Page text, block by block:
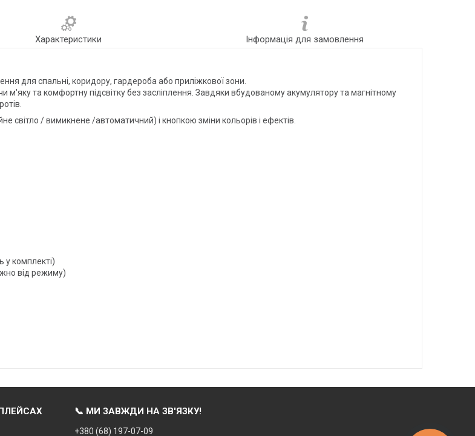
Характеристики Інформація для замовлення
для спальні, коридору, гардероба або приліжкової зони.
м'яку та комфортну підсвітку без засліплення. Завдяки вбудованому акумулятору та магнітному
світло / вимикнене /автоматичний) і кнопкою зміни кольорів і ефектів.
у комплекті)
від режиму)
📞 МИ ЗАВЖДИ НА ЗВ'ЯЗКУ!
+380 (68) 197-07-09